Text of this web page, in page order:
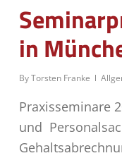
in
ByTorsten Franke
Praxisseminare
und